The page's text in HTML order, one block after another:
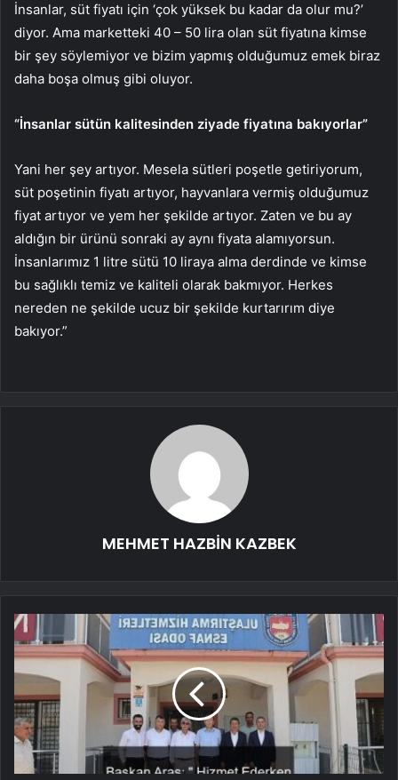
İnsanlar, süt fiyatı için ‘çok yüksek bu kadar da olur mu?’
diyor. Ama marketteki 40 – 50 lira olan süt fiyatına kimse
bir şey söylemiyor ve bizim yapmış olduğumuz emek biraz
daha boşa olmuş gibi oluyor.
“İnsanlar sütün kalitesinden ziyade fiyatına bakıyorlar”
Yani her şey artıyor. Mesela sütleri poşetle getiriyorum,
süt poşetinin fiyatı artıyor, hayvanlara vermiş olduğumuz
fiyat artıyor ve yem her şekilde artıyor. Zaten ve bu ay
aldığın bir ürünü sonraki ay aynı fiyata alamıyorsun.
İnsanlarımız 1 litre sütü 10 liraya alma derdinde ve kimse
bu sağlıklı temiz ve kaliteli olarak bakmıyor. Herkes
nereden ne şekilde ucuz bir şekilde kurtarırım diye
bakıyor.”
MEHMET HAZBİN KAZBEK